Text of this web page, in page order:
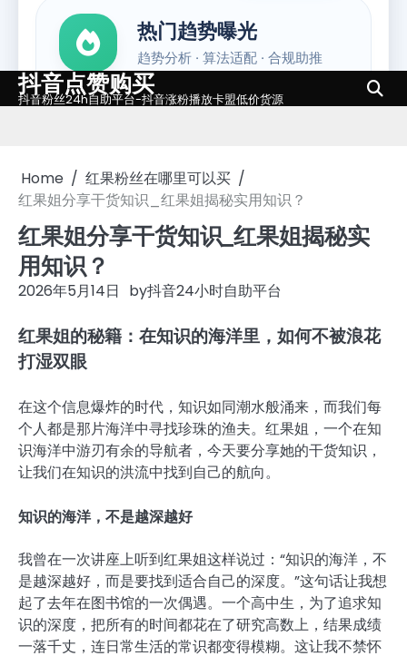
Skip
to
抖音点赞购买
抖音粉丝24h自助平台-抖音涨粉播放卡盟低价货源
Home
红果粉丝在哪里可以买
红果姐分享干货知识_红果姐揭秘实用知识？
红果姐分享干货知识_红果姐揭秘实
用知识？
2026年5月14日 by抖音24小时自助平台
红果姐的秘籍：在知识的海洋里，如何不被浪花
打湿双眼
在这个信息爆炸的时代，知识如同潮水般涌来，而我们每
个人都是那片海洋中寻找珍珠的渔夫。红果姐，一个在知
识海洋中游刃有余的导航者，今天要分享她的干货知识，
让我们在知识的洪流中找到自己的航向。
知识的海洋，不是越深越好
我曾在一次讲座上听到红果姐这样说过：“知识的海洋，不
是越深越好，而是要找到适合自己的深度。”这句话让我想
起了去年在图书馆的一次偶遇。一个高中生，为了追求知
识的深度，把所有的时间都花在了研究高数上，结果成绩
一落千丈，连日常生活的常识都变得模糊。这让我不禁怀